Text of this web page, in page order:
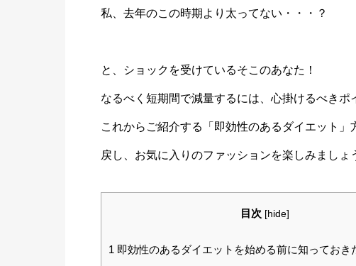
私、去年のこの時期より太ってない・・・？
と、ショックを受けているそこのあなた！
なるべく短期間で減量するには、心掛けるべきポ
これからご紹介する「即効性のあるダイエット
戻し、お気に入りのファッションを楽しみましょ
目次 [hide]
1 即効性のあるダイエットを始める前に知っておき